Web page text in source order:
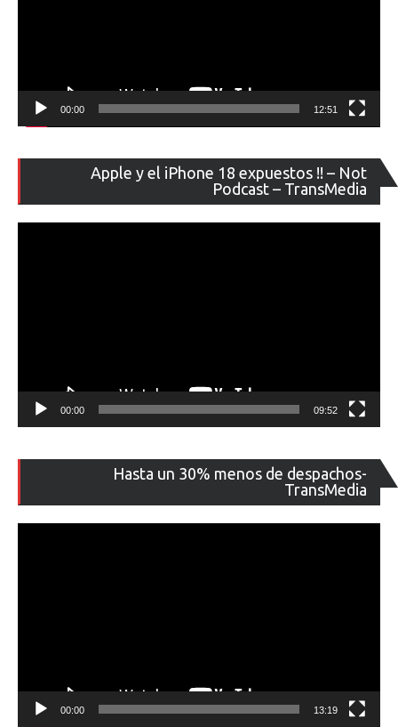
00:00 12:51
Apple y el iPhone 18 expuestos !! – Not
Podcast – TransMedia
de
00:00 09:52
Hasta un 30% menos de despachos-
TransMedia
de
00:00 13:19